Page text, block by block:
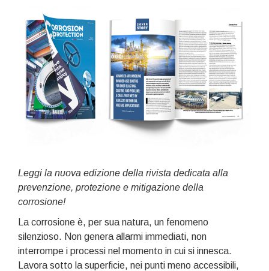
Leggi la nuova edizione della rivista dedicata alla
prevenzione, protezione e mitigazione della
corrosione!
La corrosione è, per sua natura, un fenomeno
silenzioso. Non genera allarmi immediati, non
interrompe i processi nel momento in cui si innesca.
Lavora sotto la superficie, nei punti meno accessibili,